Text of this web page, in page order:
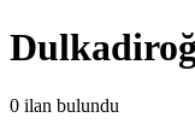
0 ilan bulundu